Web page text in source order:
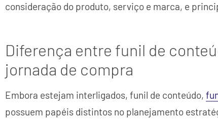
consideração do produto, serviço e marca, e
Diferença entre funil de
jornada de compra
Embora estejam interligados, funil de conteúdo,
possuem papéis distintos no planejamento